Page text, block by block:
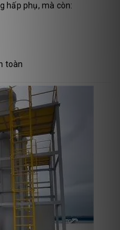
hấp phụ, mà còn:
toàn